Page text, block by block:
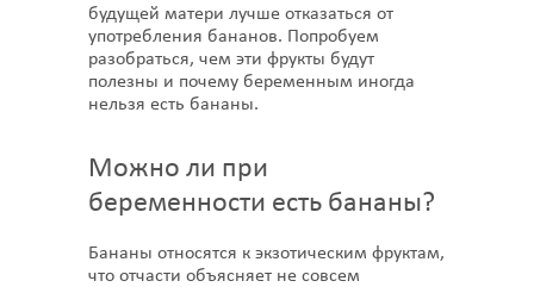
будущей матери лучше отказаться от
употребления бананов. Попробуем
разобраться, чем эти фрукты будут
полезны и почему беременным иногда
нельзя есть бананы.
Можно ли при
беременности есть бананы?
Бананы относятся к экзотическим фруктам,
что отчасти объясняет не совсем